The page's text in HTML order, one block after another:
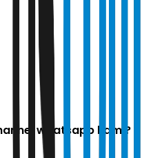
whatsapp kami?